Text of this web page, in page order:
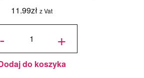
11.99zł z Vat
-
Jasne
g - +
do koszyka